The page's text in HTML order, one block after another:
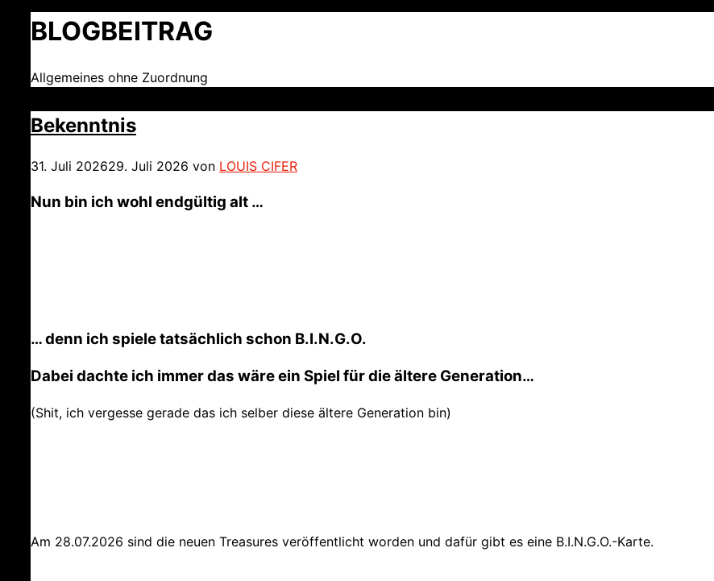
BLOGBEITRAG
Allgemeines ohne Zuordnung
Bekenntnis
31. Juli 202629. Juli 2026 von LOUIS CIFER
Nun bin ich wohl endgültig alt …
… denn ich spiele tatsächlich schon B.I.N.G.O.
Dabei dachte ich immer das wäre ein Spiel für die ältere Generation…
(Shit, ich vergesse gerade das ich selber diese ältere Generation bin)
Am 28.07.2026 sind die neuen Treasures veröffentlicht worden und dafür gibt es eine B.I.N.G.O.-Karte.